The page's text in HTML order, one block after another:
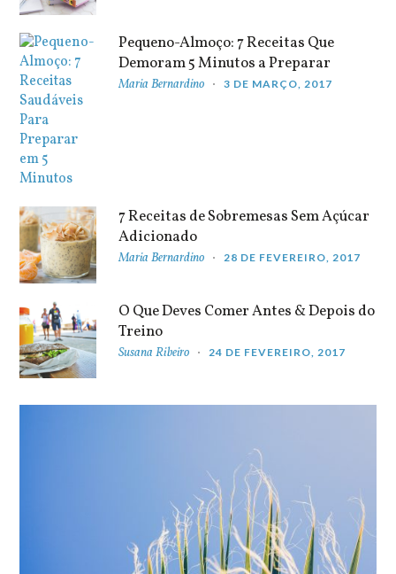
Pequeno-Almoço: 7 Receitas Que
Demoram 5 Minutos a Preparar
Maria Bernardino 3 DE MARÇO, 2017
7 Receitas de Sobremesas Sem Açúcar
Adicionado
Maria Bernardino 28 DE FEVEREIRO, 2017
O Que Deves Comer Antes & Depois do
Treino
Susana Ribeiro 24 DE FEVEREIRO, 2017